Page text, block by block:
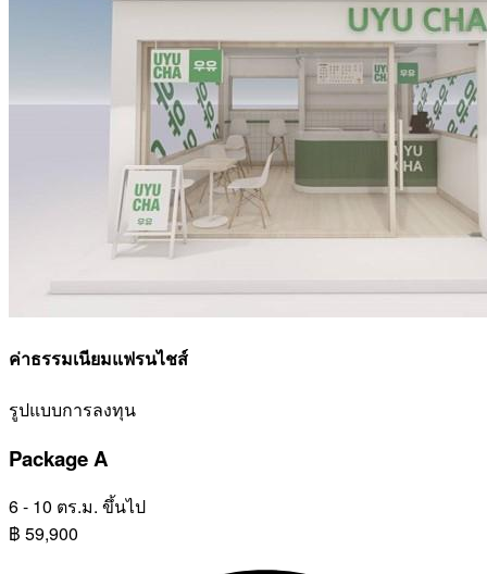
ค่าธรรมเนียมแฟรนไชส์
รูปแบบการลงทุน
Package A
6 - 10 ตร.ม. ขึ้นไป
฿ 59,900